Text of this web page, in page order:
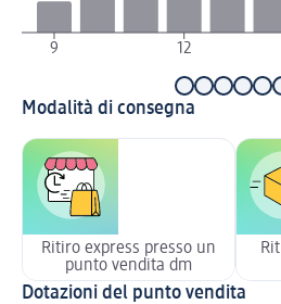
9 12
Modalità di consegna
Ritiro express presso un
punto vendita dm
Dotazioni del punto vendita